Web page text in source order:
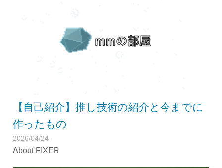
【自己紹介】推し技術の紹介と今までに
作ったもの
2026/04/24
About FIXER